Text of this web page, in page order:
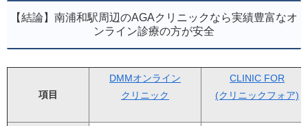
【結論】南浦和駅周辺のAGAクリニックなら実績豊富なオ
ンライン診療の方が安全
項目
DMMオンライン
クリニック
CLINIC FOR
(クリニックフォア)